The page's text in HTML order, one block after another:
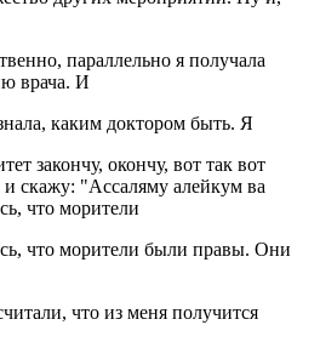
параллельно я получала
врача. И
каким доктором быть. Я
закончу, окончу, вот так вот
скажу: "Ассаляму алейкум ва
что морители
что морители были правы. Они
что из меня получится